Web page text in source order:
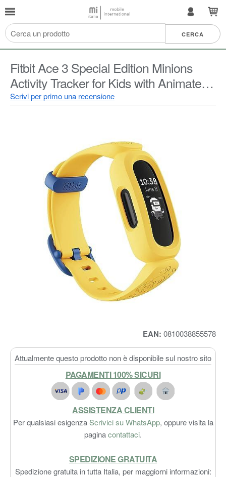
Fitbit Ace 3 Special Edition Minions
Activity Tracker for Kids with Animated
Clock Faces, Up to 8 days battery life &
Scrivi per primo una recensione
EAN: 0810038855578
Attualmente questo prodotto non è disponibile sul nostro sito
PAGAMENTI 100% SICURI
ASSISTENZA CLIENTI
Per qualsiasi esigenzaScrivici su WhatsApp, oppure visita la
paginacontattaci.
SPEDIZIONE GRATUITA
Spedizione gratuita in tutta Italia, per maggiorni informazioni: